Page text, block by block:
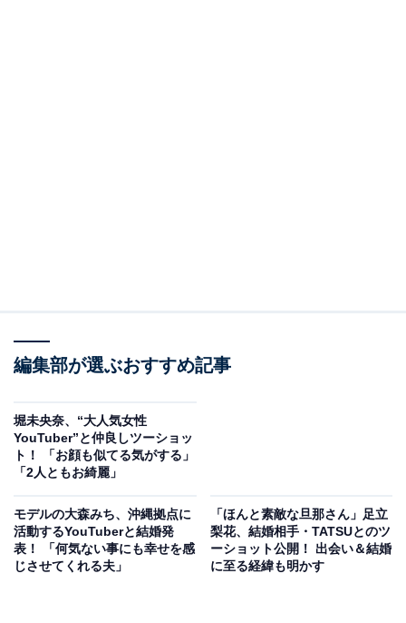
編集部が選ぶおすすめ記事
堀未央奈、“大人気女性
YouTuber”と仲良しツーショッ
ト！ 「お顔も似てる気がする」
「2人ともお綺麗」
モデルの大森みち、沖縄拠点に
活動するYouTuberと結婚発
表！ 「何気ない事にも幸せを感
じさせてくれる夫」
「ほんと素敵な旦那さん」足立
梨花、結婚相手・TATSUとのツ
ーショット公開！ 出会い＆結婚
に至る経緯も明かす